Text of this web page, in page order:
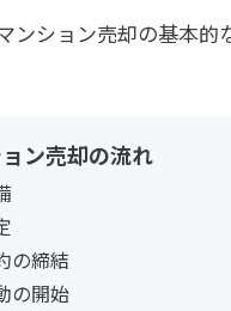
ンション売却の基本的
ン売却の流れ
の締結
の開始